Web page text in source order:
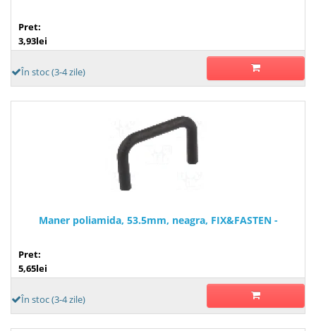
Pret:
3,93lei
În stoc (3-4 zile)
Maner poliamida, 53.5mm, neagra, FIX&FASTEN -
Pret:
5,65lei
În stoc (3-4 zile)